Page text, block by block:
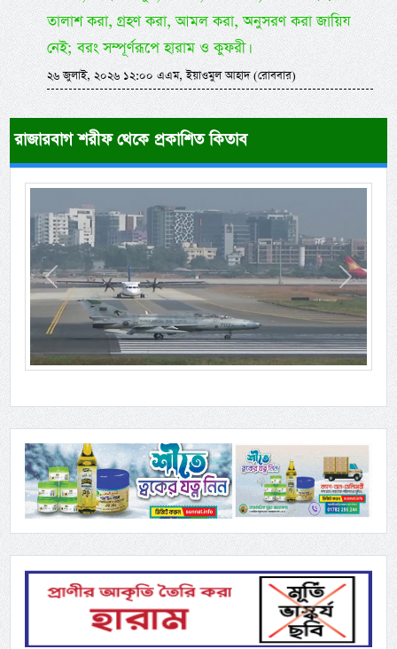
তালাশ করা, গ্রহণ করা, আমল করা, অনুসরণ করা জায়িয
নেই; বরং সম্পূর্ণরূপে হারাম ও কুফরী।
২৬ জুলাই, ২০২৬ ১২:০০ এএম, ইয়াওমুল আহাদ (রোববার)
রাজারবাগ শরীফ থেকে প্রকাশিত কিতাব
Previous Next